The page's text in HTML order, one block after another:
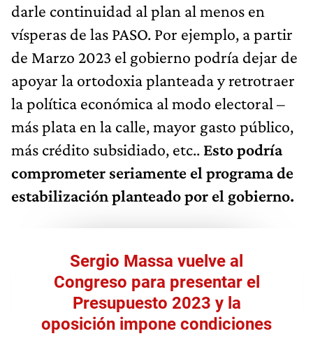
darle continuidad al plan al menos en
vísperas de las PASO. Por ejemplo, a partir
de Marzo 2023 el gobierno podría dejar de
apoyar la ortodoxia planteada y retrotraer
la política económica al modo electoral –
más plata en la calle, mayor gasto público,
más crédito subsidiado, etc.. Esto podría
comprometer seriamente el programa de
estabilización planteado por el gobierno.
Sergio Massa vuelve al
Congreso para presentar el
Presupuesto 2023 y la
oposición impone condiciones